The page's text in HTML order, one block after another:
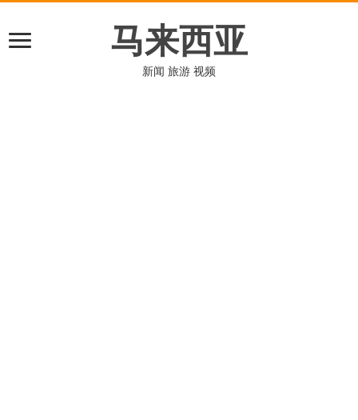
马来西亚
新闻 旅游 视频